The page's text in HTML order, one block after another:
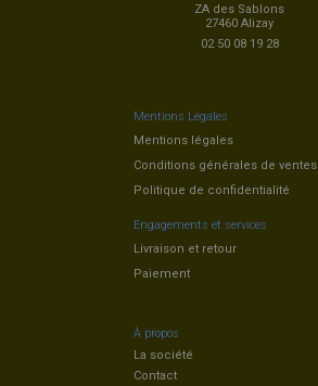
ZA des Sablons
27460 Alizay
02 50 08 19 28
Mentions Légales
Mentions légales
Conditions générales de ventes
Politique de confidentialité
Engagements et services
Livraison et retour
Paiement
À propos
La société
Contact